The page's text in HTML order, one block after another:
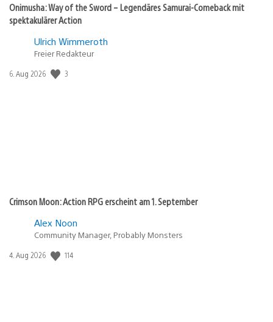
Onimusha: Way of the Sword – Legendäres Samurai-Comeback mit
spektakulärer Action
Ulrich Wimmeroth
Freier Redakteur
Veröffentlichungsdatum:
6. Aug 2026 3
Crimson Moon: Action RPG erscheint am 1. September
Alex Noon
Community Manager, Probably Monsters
Veröffentlichungsdatum:
4. Aug 2026 114